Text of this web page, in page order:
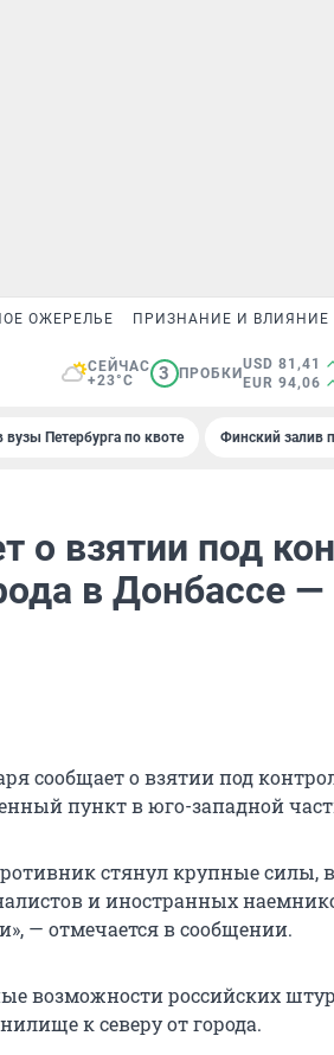
ОЖЕРЕЛЬЕ ПРИЗНАНИЕ И ВЛИЯНИЕ
СЕЙЧАС
+23°C
3 ПРОБКИ
USD 81,41
EUR 94,06
вузы Петербурга по квоте Финский залив
о взятии под
в Донбассе —
сообщает о взятии под
пункт в юго-западной
стянул крупные
и иностранных
— отмечается в сообщении.
возможности российских
к северу от города.